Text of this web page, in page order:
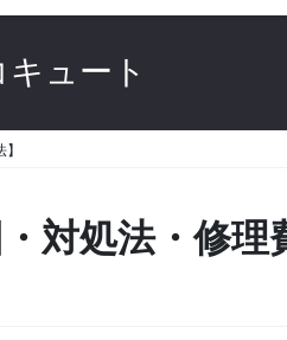
キュート
対処法・修理